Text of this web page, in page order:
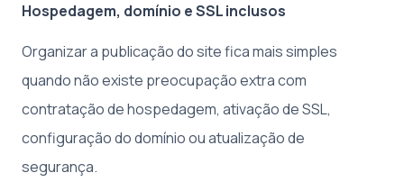
Hospedagem, domínio e SSL inclusos
Organizar a publicação do site fica mais simples
quando não existe preocupação extra com
contratação de hospedagem, ativação de SSL,
configuração do domínio ou atualização de
segurança.